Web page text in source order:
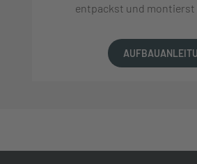
entpackst und montierst